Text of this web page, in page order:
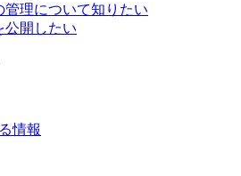
管理について知りたい
公開したい
情報